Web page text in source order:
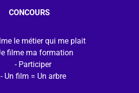
CONCOURS
le métier qui me plait
filme ma formation
Participer
Un film = Un arbre